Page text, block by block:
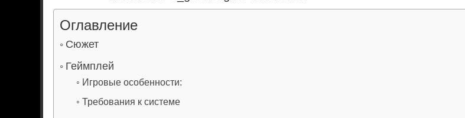
Оглавление
Сюжет
Геймплей
Игровые особенности:
Требования к системе